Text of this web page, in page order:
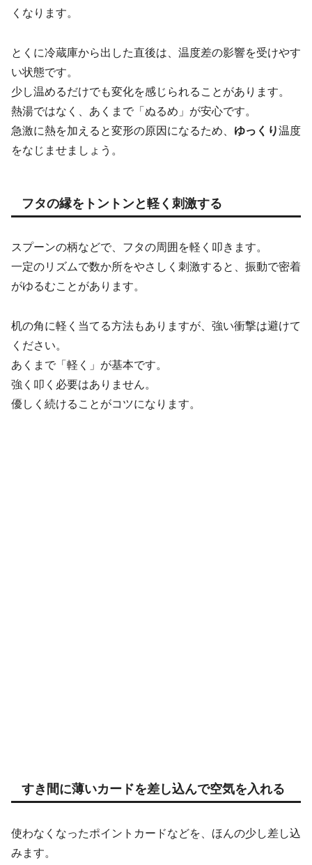
くなります。
とくに冷蔵庫から出した直後は、温度差の影響を受けやす
い状態です。
少し温めるだけでも変化を感じられることがあります。
熱湯ではなく、あくまで「ぬるめ」が安心です。
急激に熱を加えると変形の原因になるため、 ゆっくり温度
をなじませましょう。
フタの縁をトントンと軽く刺激する
スプーンの柄などで、フタの周囲を軽く叩きます。
一定のリズムで数か所をやさしく刺激すると、振動で密着
がゆるむことがあります。
机の角に軽く当てる方法もありますが、強い衝撃は避けて
ください。
あくまで「軽く」が基本です。
強く叩く必要はありません。
優しく続けることがコツになります。
すき間に薄いカードを差し込んで空気を入れる
使わなくなったポイントカードなどを、ほんの少し差し込
みます。